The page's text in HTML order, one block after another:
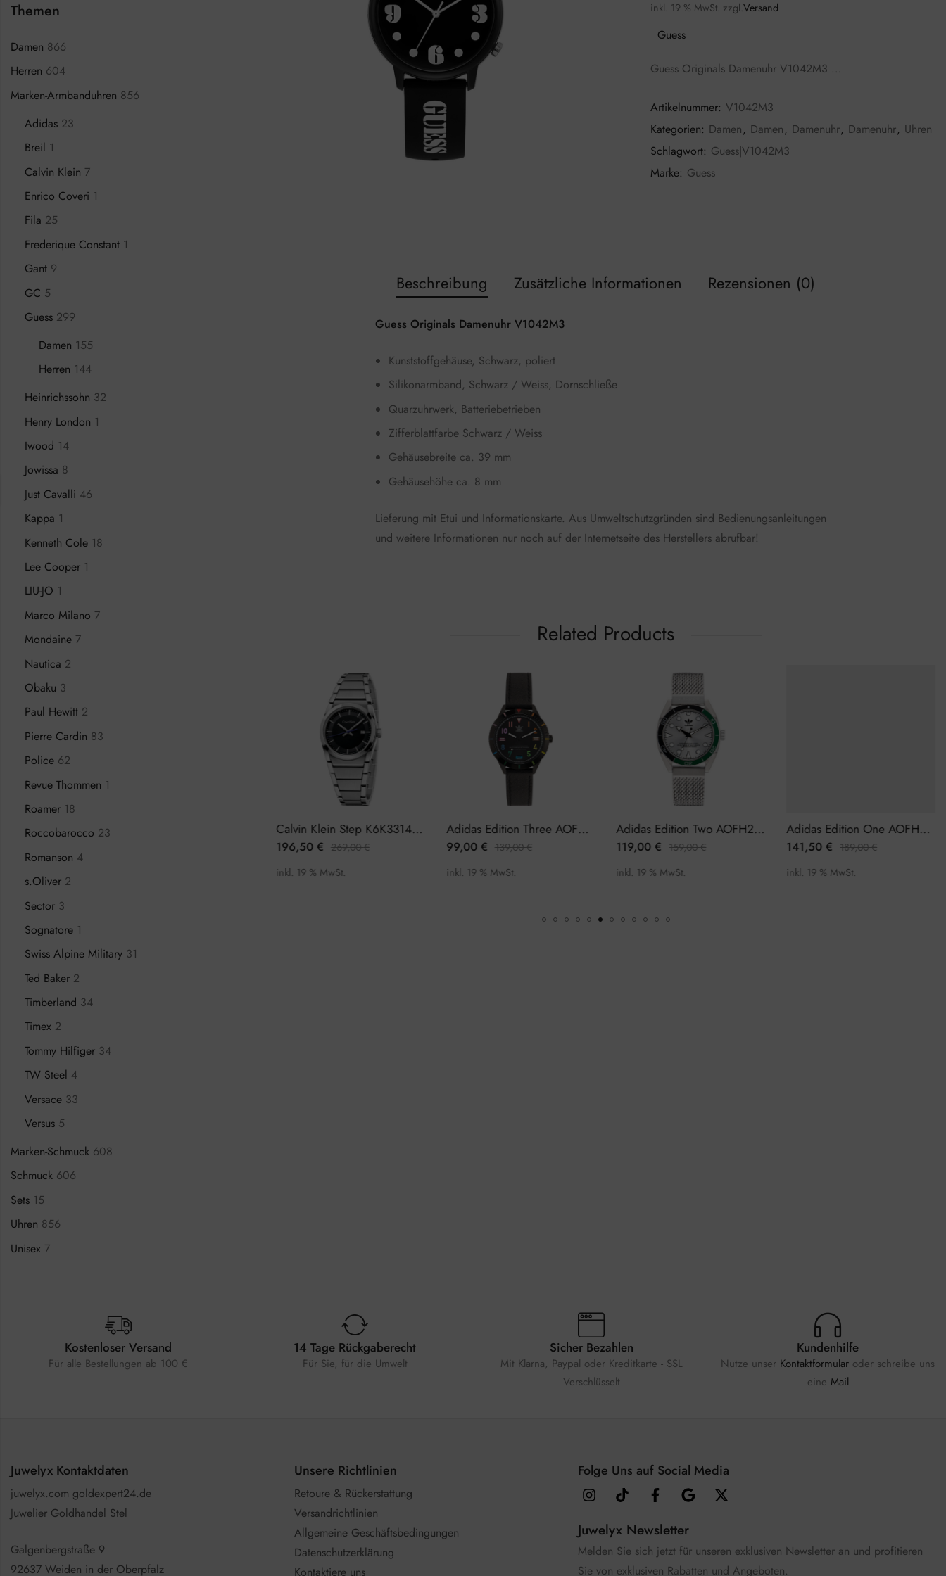
inkl. 19 % MwSt. zzgl.Versand
Guess
Guess Originals Damenuhr V1042M3 …
Artikelnummer: V1042M3
Kategorien: Damen, Damen, Damenuhr, Damenuhr, Uhren
Schlagwort: Guess|V1042M3
Marke: Guess
Beschreibung Zusätzliche Informationen Rezensionen (0)
Guess Originals Damenuhr V1042M3
Kunststoffgehäuse, Schwarz, poliert
Silikonarmband, Schwarz / Weiss, Dornschließe
Quarzuhrwerk, Batteriebetrieben
Zifferblattfarbe Schwarz / Weiss
Gehäusebreite ca. 39 mm
Gehäusehöhe ca. 8 mm
Lieferung mit Etui und Informationskarte. Aus Umweltschutzgründen sind Bedienungsanleitungen
und weitere Informationen nur noch auf der Internetseite des Herstellers abrufbar!
Related Products
Breil Lead EW0525 Herrenuhr Chronograph Calvin Klein Step K6K33143 Damenuhr
196,50 € 269,00€
inkl. 19 % MwSt.
Adidas Edition Three AOFH22573 Damenuhr
99,00 € 139,00€
inkl. 19 % MwSt.
Adidas Edition Two AOFH22503 Herrenuhr
119,00 € 159,00€
inkl. 19 % MwSt.
Adidas Edition One AOFH23010 Herrenuhr
141,50 € 189,00€
inkl. 19 % MwSt.
Themen
Damen 866
Herren 604
Marken-Armbanduhren 856
Adidas 23
Breil 1
Calvin Klein 7
Enrico Coveri 1
Fila 25
Frederique Constant 1
Gant 9
GC 5
Guess 299
Damen 155
Herren 144
Heinrichssohn 32
Henry London 1
Iwood 14
Jowissa 8
Just Cavalli 46
Kappa 1
Kenneth Cole 18
Lee Cooper 1
LIU-JO 1
Marco Milano 7
Mondaine 7
Nautica 2
Obaku 3
Paul Hewitt 2
Pierre Cardin 83
Police 62
Revue Thommen 1
Roamer 18
Roccobarocco 23
Romanson 4
s.Oliver 2
Sector 3
Sognatore 1
Swiss Alpine Military 31
Ted Baker 2
Timberland 34
Timex 2
Tommy Hilfiger 34
TW Steel 4
Versace 33
Versus 5
Marken-Schmuck 608
Schmuck 606
Sets 15
Uhren 856
Unisex 7
Kostenloser Versand
Für alle Bestellungen ab 100 €
14 Tage Rückgaberecht
Für Sie, für die Umwelt
Sicher Bezahlen
Mit Klarna, Paypal oder Kreditkarte - SSL
Verschlüsselt
Kundenhilfe
Nutze unser Kontaktformular oder schreibe uns
eine Mail
Juwelyx Kontaktdaten
juwelyx.com goldexpert24.de
Juwelier Goldhandel Stel
Galgenbergstraße 9
92637 Weiden in der Oberpfalz
Unsere Richtlinien
Retoure & Rückerstattung
Versandrichtlinien
Allgemeine Geschäftsbedingungen
Datenschutzerklärung
Kontaktiere uns
Folge Uns auf Social Media
Juwelyx Newsletter
Melden Sie sich jetzt für unseren exklusiven Newsletter an und profitieren
Sie von exklusiven Rabatten und Angeboten.